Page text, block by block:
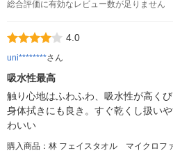
総合評価に有効なレビュー数が足りません
4.0
uni********さん
吸水性最高
触り心地はふわふわ、吸水性が高く
身体拭きにも良き。すぐ乾くし扱い
わいい
購入商品：林 フェイスタオル マイクロ